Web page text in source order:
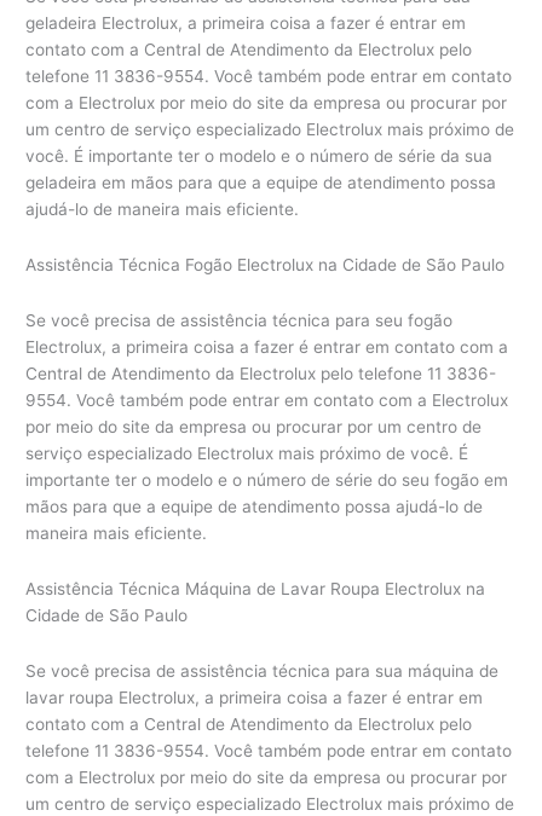
geladeira Electrolux, a primeira coisa a fazer é entrar em
contato com a Central de Atendimento da Electrolux pelo
telefone 11 3836-9554. Você também pode entrar em contato
com a Electrolux por meio do site da empresa ou procurar por
um centro de serviço especializado Electrolux mais próximo de
você. É importante ter o modelo e o número de série da sua
geladeira em mãos para que a equipe de atendimento possa
ajudá-lo de maneira mais eficiente.
Assistência Técnica Fogão Electrolux na Cidade de São Paulo
Se você precisa de assistência técnica para seu fogão
Electrolux, a primeira coisa a fazer é entrar em contato com a
Central de Atendimento da Electrolux pelo telefone 11 3836-
9554. Você também pode entrar em contato com a Electrolux
por meio do site da empresa ou procurar por um centro de
serviço especializado Electrolux mais próximo de você. É
importante ter o modelo e o número de série do seu fogão em
mãos para que a equipe de atendimento possa ajudá-lo de
maneira mais eficiente.
Assistência Técnica Máquina de Lavar Roupa Electrolux na
Cidade de São Paulo
Se você precisa de assistência técnica para sua máquina de
lavar roupa Electrolux, a primeira coisa a fazer é entrar em
contato com a Central de Atendimento da Electrolux pelo
telefone 11 3836-9554. Você também pode entrar em contato
com a Electrolux por meio do site da empresa ou procurar por
um centro de serviço especializado Electrolux mais próximo de